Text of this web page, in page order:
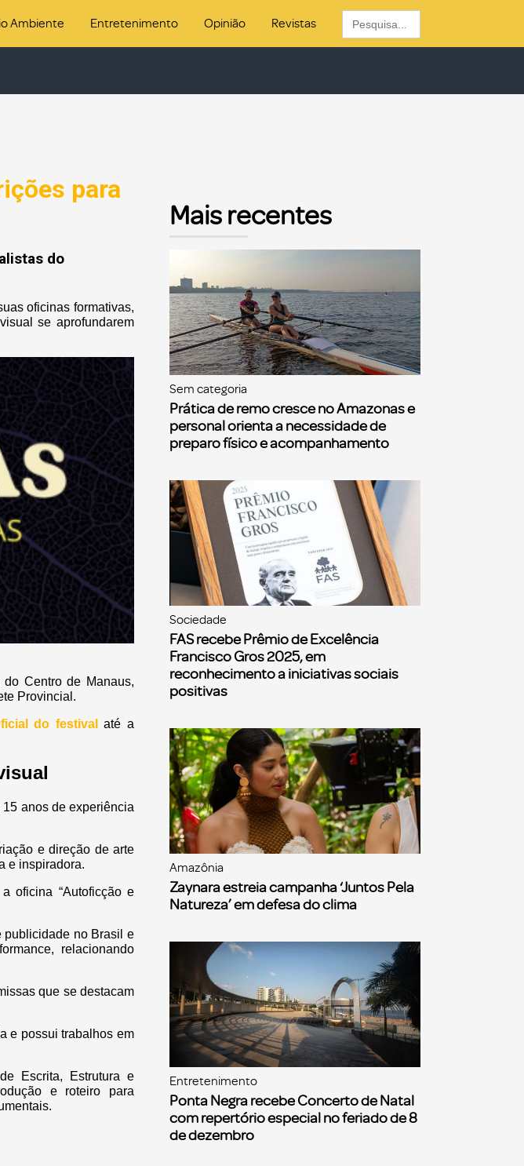
Ambiente Entretenimento Opinião Revistas
Search
for:
para
do
oficinas formativas,
se aprofundarem
Centro de Manaus,
Provincial.
do festival
até a
anos de experiência
e direção de arte
e inspiradora.
oficina “Autoficção e
publicidade no Brasil e
relacionando
que se destacam
e possui trabalhos em
Escrita, Estrutura e
e roteiro para
Mais recentes
Sem categoria
Prática de remo cresce no Amazonas e
personal orienta a necessidade de
preparo físico e acompanhamento
Sociedade
FAS recebe Prêmio de Excelência
Francisco Gros 2025, em
reconhecimento a iniciativas sociais
positivas
Amazônia
Zaynara estreia campanha ‘Juntos Pela
Natureza’ em defesa do clima
Entretenimento
Ponta Negra recebe Concerto de Natal
com repertório especial no feriado de 8
de dezembro